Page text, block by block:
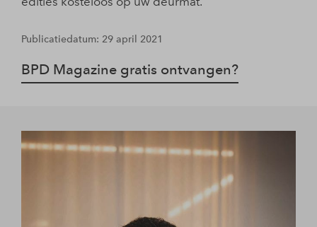
Publicatiedatum: 29 april 2021
BPD Magazine gratis ontvangen?